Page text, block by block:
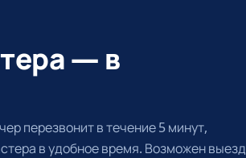
— в
перезвонит в течение 5 минут,
в удобное время. Возможен выезд